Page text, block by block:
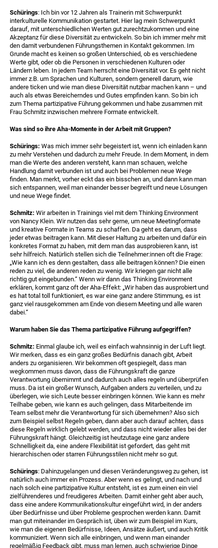
Schürings: Ich bin vor 12 Jahren als Trainerin mit Schwerpunkt
interkulturelle Kommunikation gestartet. Hier lag mein Schwerpunkt
darauf, mit unterschiedlichen Werten gut zurechtzukommen und eine
Akzeptanz für diese Diversität zu entwickeln. So bin ich immer mehr mit
den damit verbundenen Führungsthemen in Kontakt gekommen. Im
Grunde macht es keinen so großen Unterschied, ob es verschiedene
Werte gibt, oder ob die Personen in verschiedenen Kulturen oder
Ländern leben. In jedem Team herrscht eine Diversität vor. Es geht nicht
immer z.B. um Sprachen und Kulturen, sondern generell darum, wie
andere ticken und wie man diese Diversität nutzbar machen kann – und
auch als etwas Bereicherndes und Gutes empfinden kann. So bin ich
zum Thema partizipative Führung gekommen und habe zusammen mit
Frau Schmitz inzwischen mehrere Formate entwickelt.
Was sind so ihre Aha-Momente in der Arbeit mit Gruppen?
Schürings: Was mich immer sehr begeistert ist, wenn ich einladen kann
zu mehr Verstehen und dadurch zu mehr Freude. In dem Moment, in dem
man die Werte des anderen versteht, kann man schauen, welche
Handlung damit verbunden ist und auch bei Problemen neue Wege
finden. Man merkt, vorher eckt das ein bisschen an, und dann kann man
sich entspannen, weil man einander besser begreift und neue Lösungen
und neue Wege findet.
Schmitz: Wir arbeiten in Trainings viel mit dem Thinking Environment
von Nancy Klein. Wir nutzen das sehr gerne, um neue Meetingformate
und kreative Formate in Teams zu schaffen. Da geht es darum, dass
jeder etwas beitragen kann. Mit dieser Haltung zu arbeiten und dafür ein
konkretes Format zu haben, mit dem man das ausprobieren kann, ist
sehr hilfreich. Natürlich stellen sich die Teilnehmer:innen oft die Frage:
„Wie kann ich es denn gestalten, dass alle beitragen können? Die einen
reden zu viel, die anderen reden zu wenig. Wir kriegen gar nicht alle
richtig gut eingebunden.“ Wenn wir dann das Thinking Environment
erklären, kommt ganz oft der Aha-Effekt: „Wir haben das ausprobiert und
es hat total toll funktioniert, es war eine ganz andere Stimmung, es ist
ganz viel rausgekommen am Ende von diesem Meeting und alle waren
dabei.“
Warum haben Sie das Thema partizipative Führung aufgegriffen?
Schmitz: Einmal glaube ich, weil es einfach wahnsinnig in der Luft liegt.
Wir merken, dass es ein ganz großes Bedürfnis danach gibt, Arbeit
anders zu organisieren. Wir bekommen oft gespiegelt, dass man
wegkommen muss davon, dass die Führungskraft die ganze
Verantwortung übernimmt und dadurch auch alles regeln und überprüfen
muss. Da ist ein großer Wunsch, Aufgaben anders zu verteilen, und zu
überlegen, wie sich Leute besser einbringen können. Wie kann es mehr
Teilhabe geben, wie kann es auch gelingen, dass Mitarbeitende im
Team selbst mehr die Verantwortung für sich übernehmen? Also sich
zum Beispiel selbst Regeln geben, dann aber auch darauf achten, dass
diese Regeln wirklich gelebt werden, und dass nicht wieder alles bei der
Führungskraft hängt. Gleichzeitig ist heutzutage eine ganz andere
Schnelligkeit da, eine andere Flexibilität ist gefordert, das geht mit
hierarchischen oder starren Führungsstilen nicht mehr so gut.
Schürings: Dahinzugelangen und diesen Veränderungsweg zu gehen, ist
natürlich auch immer ein Prozess. Aber wenn es gelingt, und nach und
nach solch eine partizipative Kultur entsteht, ist es zum einen ein viel
zielführenderes und freudigeres Arbeiten. Damit einher geht aber auch,
dass eine andere Kommunikationskultur eingeführt wird, in der anders
über Bedürfnisse und über Probleme gesprochen werden kann. Damit
man gut miteinander im Gespräch ist, üben wir zum Beispiel im Kurs,
wie man die eigenen Bedürfnisse, Ideen, Ansätze äußert, und auch Kritik
kommuniziert. Wenn sich alle einbringen, und wenn man einander
regelmäßig Feedback gibt, muss man lernen, auch schwierige Dinge